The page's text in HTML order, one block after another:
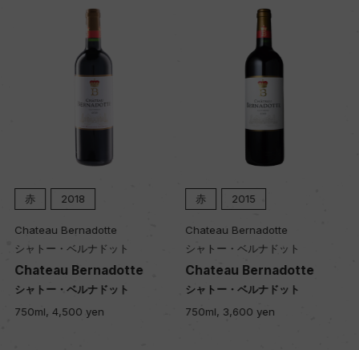
赤 2018
Chateau Bernadotte
シャトー・ベルナドット
Chateau Bernadotte
シャトー・ベルナドット
750ml, 4,500 yen
赤 2015
Chateau Bernadotte
シャトー・ベルナドット
Chateau Bernadotte
シャトー・ベルナドット
750ml, 3,600 yen